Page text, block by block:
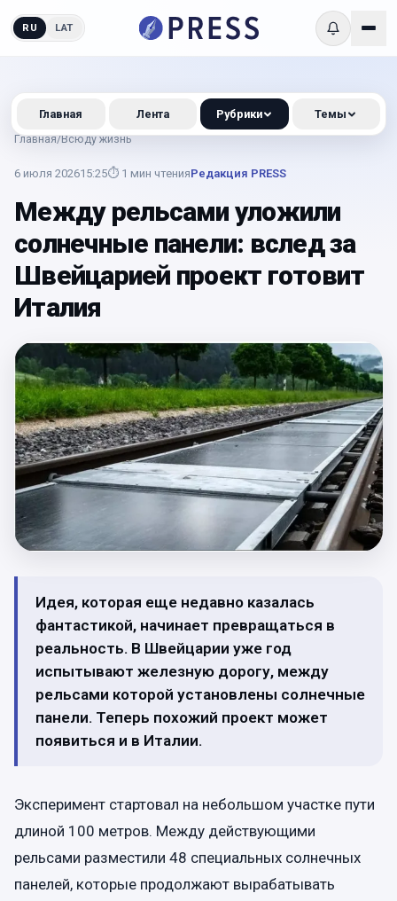
RU LAT
Главная/Всюду жизнь
6 июля 202615:25⏱ 1 мин чтенияРедакция PRESS
Между рельсами уложили
солнечные панели: вслед за
Швейцарией проект готовит
Италия
Идея, которая еще недавно казалась
фантастикой, начинает превращаться в
реальность. В Швейцарии уже год
испытывают железную дорогу, между
рельсами которой установлены солнечные
панели. Теперь похожий проект может
появиться и в Италии.
Эксперимент стартовал на небольшом участке пути
длиной 100 метров. Между действующими
рельсами разместили 48 специальных солнечных
панелей, которые продолжают вырабатывать
Главная Лента Рубрики Темы